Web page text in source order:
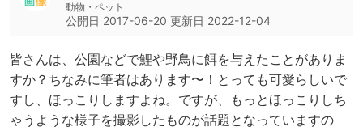
動物・ペット
公開日 2017-06-20 更新日 2022-12-04
皆さんは、公園などで鯉や野鳥に餌を与えたことがありま
すか？ちなみに筆者はあります〜！とっても可愛らしいで
すし、ほっこりしますよね。ですが、もっとほっこりしち
ゃうような様子を撮影したものが話題となっていますの